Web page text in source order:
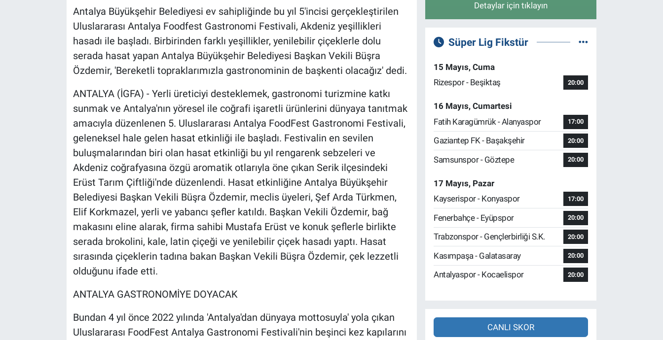
Antalya Büyükşehir Belediyesi ev sahipliğinde bu yıl 5'incisi gerçekleştirilen
Uluslararası Antalya Foodfest Gastronomi Festivali, Akdeniz yeşillikleri
hasadı ile başladı. Birbirinden farklı yeşillikler, yenilebilir çiçeklerle dolu
serada hasat yapan Antalya Büyükşehir Belediyesi Başkan Vekili Büşra
Özdemir, 'Bereketli topraklarımızla gastronominin de başkenti olacağız' dedi.
ANTALYA (İGFA) - Yerli üreticiyi desteklemek, gastronomi turizmine katkı
sunmak ve Antalya'nın yöresel ile coğrafi işaretli ürünlerini dünyaya tanıtmak
amacıyla düzenlenen 5. Uluslararası Antalya FoodFest Gastronomi Festivali,
geleneksel hale gelen hasat etkinliği ile başladı. Festivalin en sevilen
buluşmalarından biri olan hasat etkinliği bu yıl rengarenk sebzeleri ve
Akdeniz coğrafyasına özgü aromatik otlarıyla öne çıkan Serik ilçesindeki
Erüst Tarım Çiftliği'nde düzenlendi. Hasat etkinliğine Antalya Büyükşehir
Belediyesi Başkan Vekili Büşra Özdemir, meclis üyeleri, Şef Arda Türkmen,
Elif Korkmazel, yerli ve yabancı şefler katıldı. Başkan Vekili Özdemir, bağ
makasını eline alarak, firma sahibi Mustafa Erüst ve konuk şeflerle birlikte
serada brokolini, kale, latin çiçeği ve yenilebilir çiçek hasadı yaptı. Hasat
sırasında çiçeklerin tadına bakan Başkan Vekili Büşra Özdemir, çek lezzetli
olduğunu ifade etti.
ANTALYA GASTRONOMİYE DOYACAK
Bundan 4 yıl önce 2022 yılında 'Antalya'dan dünyaya mottosuyla' yola çıkan
Uluslararası FoodFest Antalya Gastronomi Festivali'nin beşinci kez kapılarını
Detaylar için tıklayın
Süper Lig Fikstür
15 Mayıs, Cuma
Rizespor - Beşiktaş
20:00
16 Mayıs, Cumartesi
Fatih Karagümrük - Alanyaspor
17:00
Gaziantep FK - Başakşehir 20:00
Samsunspor - Göztepe 20:00
17 Mayıs, Pazar
Kayserispor - Konyaspor
17:00
Fenerbahçe - Eyüpspor 20:00
Trabzonspor - Gençlerbirliği S.K. 20:00
Kasımpaşa - Galatasaray 20:00
Antalyaspor - Kocaelispor 20:00
CANLI SKOR